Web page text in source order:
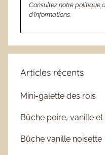
Consultez notre politique
d’informations.
Articles récents
Mini-galette des rois
Bûche poire, vanille
Bûche vanille noisette